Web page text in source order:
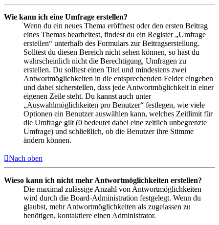
Wie kann ich eine Umfrage erstellen?
Wenn du ein neues Thema eröffnest oder den ersten Beitrag
eines Themas bearbeitest, findest du ein Register „Umfrage
erstellen“ unterhalb des Formulars zur Beitragserstellung.
Solltest du diesen Bereich nicht sehen können, so hast du
wahrscheinlich nicht die Berechtigung, Umfragen zu
erstellen. Du solltest einen Titel und mindestens zwei
Antwortmöglichkeiten in die entsprechenden Felder eingeben
und dabei sicherstellen, dass jede Antwortmöglichkeit in einer
eigenen Zeile steht. Du kannst auch unter
„Auswahlmöglichkeiten pro Benutzer“ festlegen, wie viele
Optionen ein Benutzer auswählen kann, welches Zeitlimit für
die Umfrage gilt (0 bedeutet dabei eine zeitlich unbegrenzte
Umfrage) und schließlich, ob die Benutzer ihre Stimme
ändern können.
Nach oben
Wieso kann ich nicht mehr Antwortmöglichkeiten erstellen?
Die maximal zulässige Anzahl von Antwortmöglichkeiten
wird durch die Board-Administration festgelegt. Wenn du
glaubst, mehr Antwortmöglichkeiten als zugelassen zu
benötigen, kontaktiere einen Administrator.